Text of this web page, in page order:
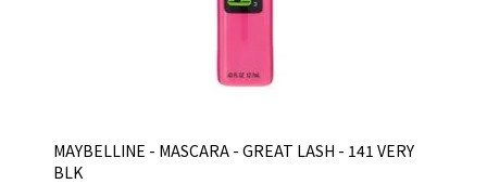
MAYBELLINE - MASCARA - GREAT LASH - 141 VERY
BLK